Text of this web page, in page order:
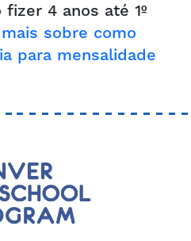
4 anos até 1º
sobre como
para mensalidade